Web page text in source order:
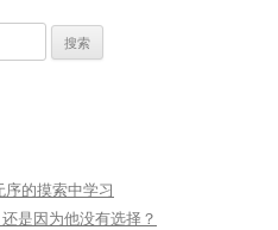
的摸索中学习
是因为他没有选择？